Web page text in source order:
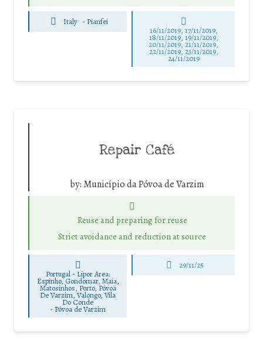
Italy - Pianfei
16/11/2019, 17/11/2019,
18/11/2019, 19/11/2019,
20/11/2019, 21/11/2019,
22/11/2019, 23/11/2019,
24/11/2019
Repair Café
by: Município da Póvoa de Varzim
Reuse and preparing for reuse
Strict avoidance and reduction at source
Portugal - Lipor Area:
Espinho, Gondomar, Maia,
Matosinhos, Porto, Póvoa
De Varzim, Valongo, Vila
Do Conde
- Póvoa de Varzim
29/11/25